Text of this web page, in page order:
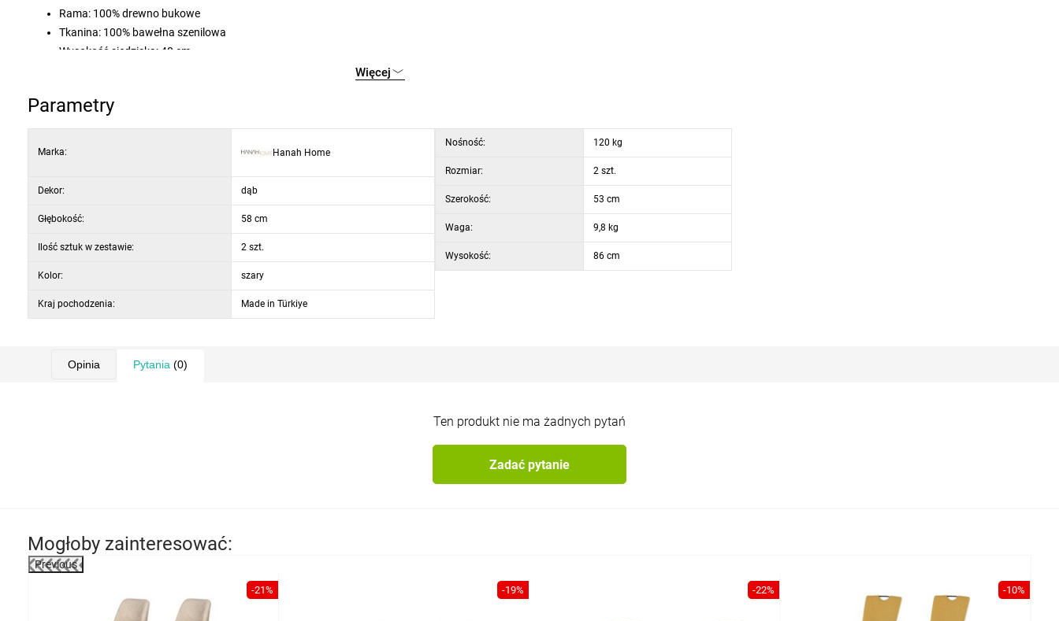
Rama: 100% drewno bukowe
Tkanina: 100% bawełna szenilowa
Wysokość siedziska: 48 cm
Kolor: szary i jasny dąb
Więcej
Parametry
Marka: Hanah Home
Dekor: dąb
Głębokość: 58 cm
Ilość sztuk w zestawie: 2 szt.
Kolor: szary
Kraj pochodzenia: Made in Türkiye
Nośność: 120 kg
Rozmiar: 2 szt.
Szerokość: 53 cm
Waga: 9,8 kg
Wysokość: 86 cm
Opinia Pytania (0)
Ten produkt nie ma żadnych pytań
Zadać pytanie
Mogłoby zainteresować:
Previous
-21% -19% -22% -10%